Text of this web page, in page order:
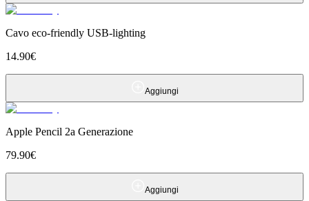
Cavo eco-friendly USB-lighting
14.90€
Aggiungi
Apple Pencil 2a Generazione
79.90€
Aggiungi